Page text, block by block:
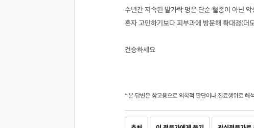
수년간 지속된 발가락 멍은 단순 혈종이 아닌
혼자 고민하기보다 피부과에 방문해 확대경(더
건승하세요
* 본 답변은 참고용으로 의학적 판단이나 진료행위로 해